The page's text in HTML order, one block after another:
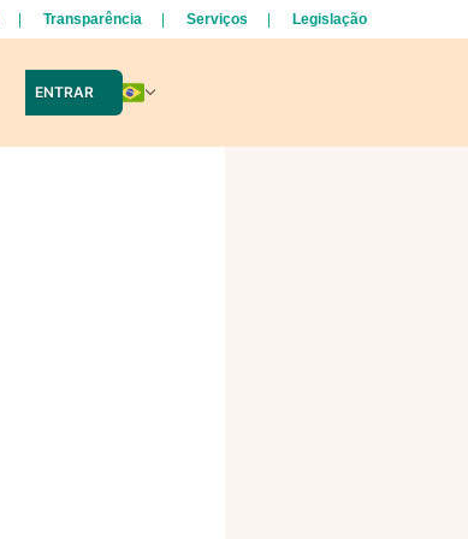
Transparência Serviços Legislação
ENTRAR